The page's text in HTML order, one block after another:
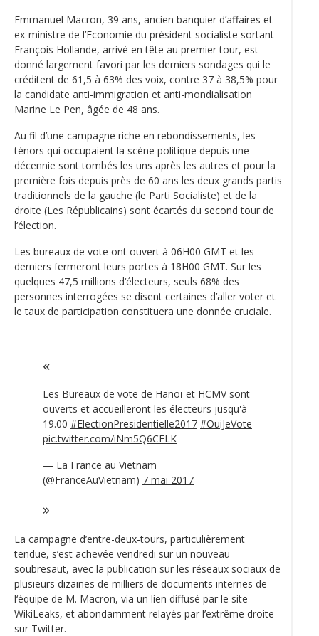
Emmanuel Macron, 39 ans, ancien banquier d’affaires et
ex-ministre de l’Economie du président socialiste sortant
François Hollande, arrivé en tête au premier tour, est
donné largement favori par les derniers sondages qui le
créditent de 61,5 à 63% des voix, contre 37 à 38,5% pour
la candidate anti-immigration et anti-mondialisation
Marine Le Pen, âgée de 48 ans.
Au fil d’une campagne riche en rebondissements, les
ténors qui occupaient la scène politique depuis une
décennie sont tombés les uns après les autres et pour la
première fois depuis près de 60 ans les deux grands partis
traditionnels de la gauche (le Parti Socialiste) et de la
droite (Les Républicains) sont écartés du second tour de
l‘élection.
Les bureaux de vote ont ouvert à 06H00 GMT et les
derniers fermeront leurs portes à 18H00 GMT. Sur les
quelques 47,5 millions d‘électeurs, seuls 68% des
personnes interrogées se disent certaines d’aller voter et
le taux de participation constituera une donnée cruciale.
Les Bureaux de vote de Hanoï et HCMV sont
ouverts et accueilleront les électeurs jusqu'à
19.00 #ElectionPresidentielle2017 #OuiJeVote
pic.twitter.com/iNm5Q6CELK
— La France au Vietnam
(@FranceAuVietnam) 7 mai 2017
La campagne d’entre-deux-tours, particulièrement
tendue, s’est achevée vendredi sur un nouveau
soubresaut, avec la publication sur les réseaux sociaux de
plusieurs dizaines de milliers de documents internes de
l‘équipe de M. Macron, via un lien diffusé par le site
WikiLeaks, et abondamment relayés par l’extrême droite
sur Twitter.